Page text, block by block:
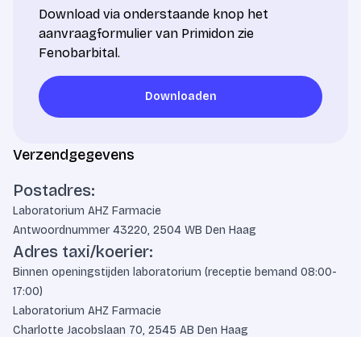
Download via onderstaande knop het
aanvraagformulier van Primidon zie
Fenobarbital.
Downloaden
Verzendgegevens
Postadres:
Laboratorium AHZ Farmacie
Antwoordnummer 43220, 2504 WB Den Haag
Adres taxi/koerier:
Binnen openingstijden laboratorium (receptie bemand 08:00-
17:00)
Laboratorium AHZ Farmacie
Charlotte Jacobslaan 70, 2545 AB Den Haag